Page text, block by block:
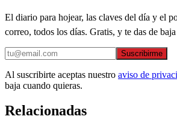
El diario para hojear, las claves del día y el
correo, todos los días. Gratis, y te das de
Suscribirme
Al suscribirte aceptas nuestro aviso de
baja cuando quieras.
Relacionadas